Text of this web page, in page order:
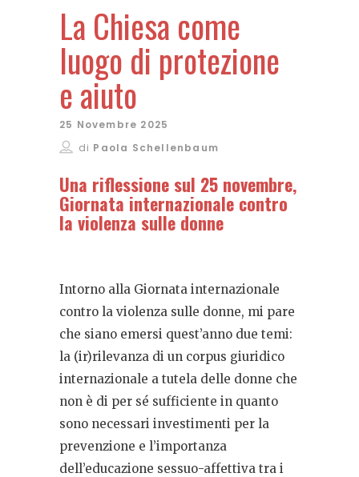
La Chiesa come
luogo di protezione
e aiuto
25 Novembre 2025
di Paola Schellenbaum
Una riflessione sul 25 novembre,
Giornata internazionale contro
la violenza sulle donne
Intorno alla Giornata internazionale
contro la violenza sulle donne, mi pare
che siano emersi quest’anno due temi:
la (ir)rilevanza di un corpus giuridico
internazionale a tutela delle donne che
non è di per sé sufficiente in quanto
sono necessari investimenti per la
prevenzione e l’importanza
dell’educazione sessuo-affettiva tra i